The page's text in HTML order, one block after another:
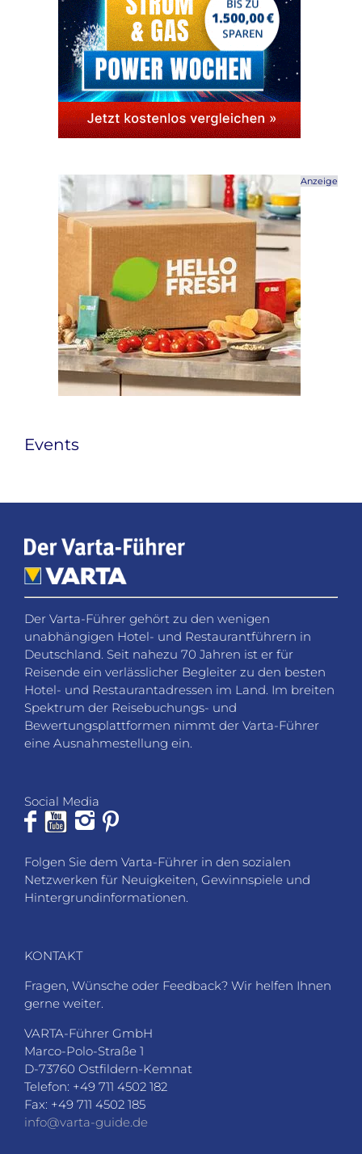
Anzeige
Events
Der Varta-Führer gehört zu den wenigen
unabhängigen Hotel- und Restaurantführern in
Deutschland. Seit nahezu 70 Jahren ist er für
Reisende ein verlässlicher Begleiter zu den besten
Hotel- und Restaurantadressen im Land. Im breiten
Spektrum der Reisebuchungs- und
Bewertungsplattformen nimmt der Varta-Führer
eine Ausnahmestellung ein.
Social Media
Folgen Sie dem Varta-Führer in den sozialen
Netzwerken für Neuigkeiten, Gewinnspiele und
Hintergrundinformationen.
KONTAKT
Fragen, Wünsche oder Feedback? Wir helfen Ihnen
gerne weiter.
VARTA-Führer GmbH
Marco-Polo-Straße 1
D-73760 Ostfildern-Kemnat
Telefon: +49 711 4502 182
Fax: +49 711 4502 185
info@varta-guide.de